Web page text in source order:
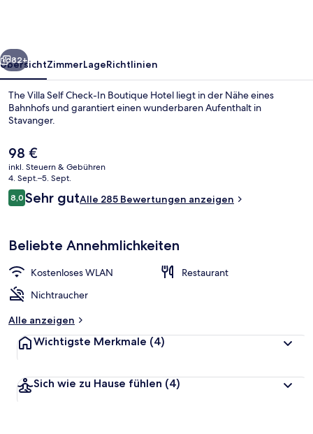
Hotel
Weiter
82+
ÜbersichtZimmerLageRichtlinien
The Villa Self Check-In Boutique Hotel liegt in der Nähe eines
Bahnhofs und garantiert einen wunderbaren Aufenthalt in
Stavanger.
Der
aktuelle
Preis
beträgt
98 €.
98 €
inkl. Steuern & Gebühren
4. Sept.–5. Sept.
Bewertungen
8,08,0 von 10.
Sehr gutAlle 285 Bewertungen anzeigen
Beliebte Annehmlichkeiten
Kostenloses WLAN
Restaurant
Nichtraucher
Alle anzeigen
Wichtigste Merkmale (4)
Sich wie zu Hause fühlen (4)